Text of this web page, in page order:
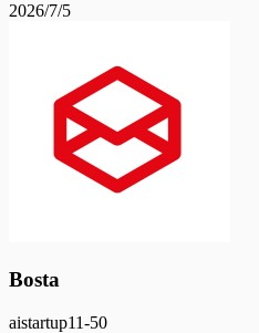
2026/7/5
Bosta
aistartup11-50